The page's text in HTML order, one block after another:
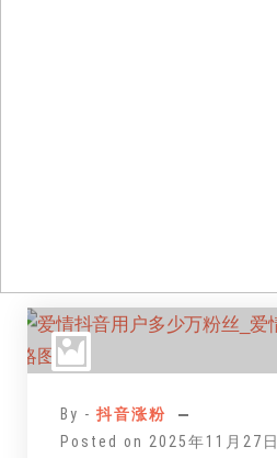
By - 抖音涨粉
Posted on 2025年11月27日